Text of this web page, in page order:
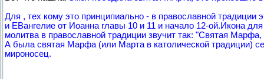
Для , тех кому это принципиально - в православной
и ЕВангелие от Иоанна главы 10 и 11 и начало 12-ой.Икона
молитва в православной традиции звучит так: "Святая
А была святая Марфа (или Марта в католической традиции)
мироносец.